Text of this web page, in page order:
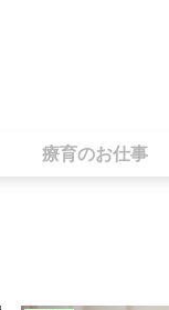
療育のお仕事